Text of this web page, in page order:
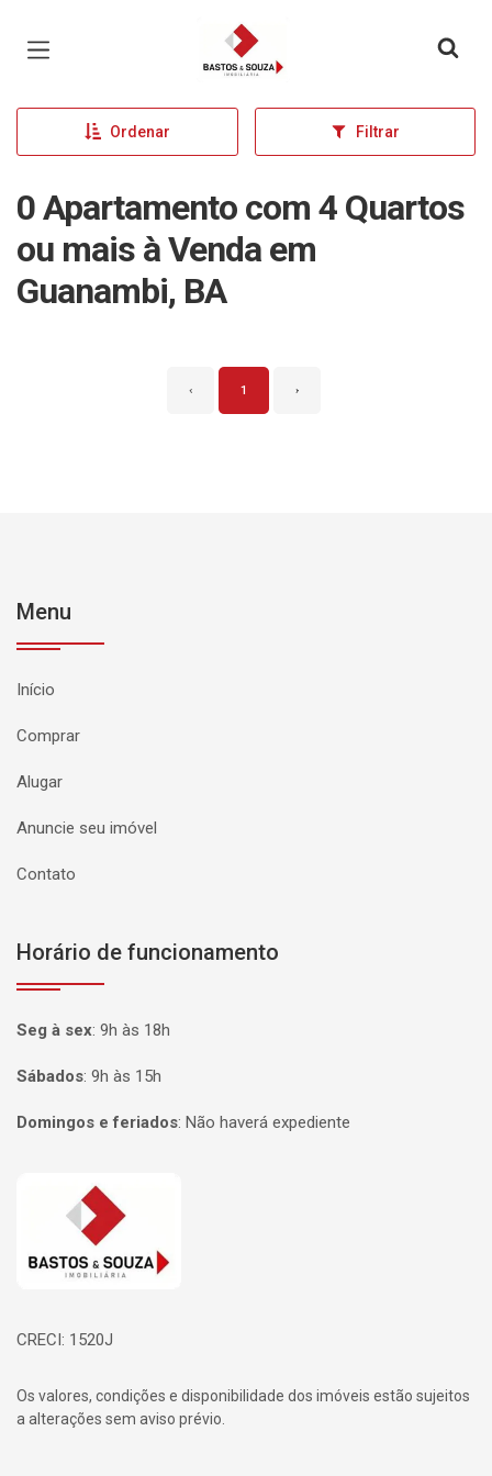
Página inicial
Ordenar Filtrar
0 Apartamento com 4 Quartos
ou mais à Venda em
Guanambi, BA
‹ 1 ›
Menu
Início
Comprar
Alugar
Anuncie seu imóvel
Contato
Horário de funcionamento
Seg à sex: 9h às 18h
Sábados: 9h às 15h
Domingos e feriados: Não haverá expediente
Página inicial
CRECI: 1520J
Os valores, condições e disponibilidade dos imóveis estão sujeitos
a alterações sem aviso prévio.